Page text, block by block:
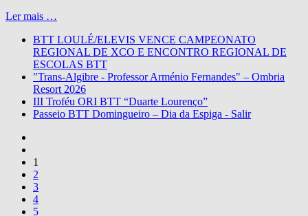
Ler mais …
BTT LOULÉ/ELEVIS VENCE CAMPEONATO
REGIONAL DE XCO E ENCONTRO REGIONAL DE
ESCOLAS BTT
"Trans-Algibre - Professor Arménio Fernandes" – Ombria
Resort 2026
III Troféu ORI BTT “Duarte Lourenço”
Passeio BTT Domingueiro – Dia da Espiga - Salir
1
2
3
4
5